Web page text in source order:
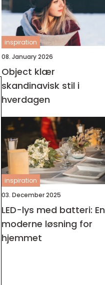
inspiration
08. January 2026
Object klær
skandinavisk stil i
hverdagen
inspiration
03. December 2025
LED-lys med batteri: En
moderne løsning for
hjemmet